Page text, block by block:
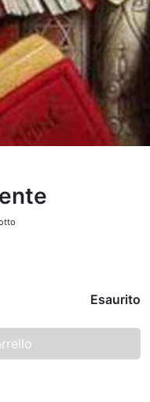
Esaurito